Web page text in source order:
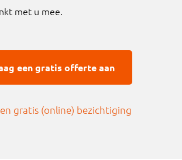
met u mee.
een gratis offerte aan
gratis (online) bezichtiging